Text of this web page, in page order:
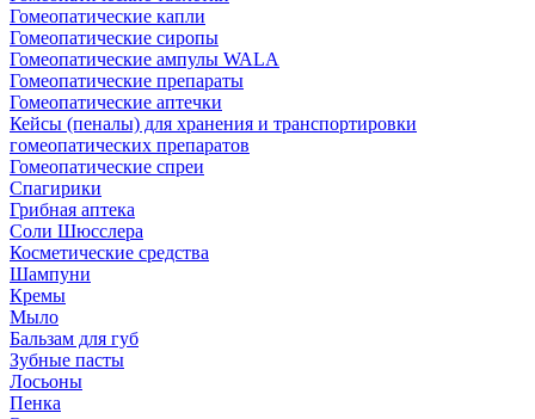
Гомеопатические капли
Гомеопатические сиропы
Гомеопатические ампулы WALA
Гомеопатические препараты
Гомеопатические аптечки
Кейсы (пеналы) для хранения и транспортировки
гомеопатических препаратов
Гомеопатические спреи
Спагирики
Грибная аптека
Соли Шюсслера
Косметические средства
Шампуни
Кремы
Мыло
Бальзам для губ
Зубные пасты
Лосьоны
Пенка